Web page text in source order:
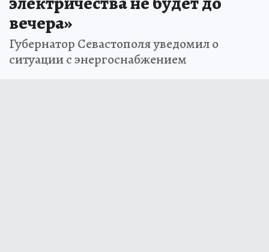
вечера»
Губернатор Севастополя уведомил о
ситуации с энергоснабжением